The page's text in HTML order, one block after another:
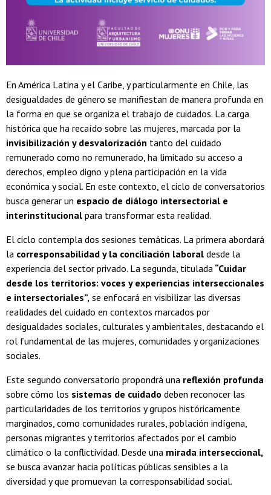
En América Latina y el Caribe, y particularmente en Chile, las
desigualdades de género se manifiestan de manera profunda en
la forma en que se organiza el trabajo de cuidados. La carga
histórica que ha recaído sobre las mujeres, marcada por la
invisibilización y desvalorización tanto del cuidado
remunerado como no remunerado, ha limitado su acceso a
derechos, empleo digno y plena participación en la vida
económica y social. En este contexto, el ciclo de conversatorios
busca generar un espacio de diálogo intersectorial e
interinstitucional para transformar esta realidad.
El ciclo contempla dos sesiones temáticas. La primera abordará
la corresponsabilidad y la conciliación laboral desde la
experiencia del sector privado. La segunda, titulada “Cuidar
desde los territorios: voces y experiencias interseccionales
e intersectoriales”, se enfocará en visibilizar las diversas
realidades del cuidado en contextos marcados por
desigualdades sociales, culturales y ambientales, destacando el
rol fundamental de las mujeres, comunidades y organizaciones
sociales.
Este segundo conversatorio propondrá una reflexión profunda
sobre cómo los sistemas de cuidado deben reconocer las
particularidades de los territorios y grupos históricamente
marginados, como comunidades rurales, población indígena,
personas migrantes y territorios afectados por el cambio
climático o la conflictividad. Desde una mirada interseccional,
se busca avanzar hacia políticas públicas sensibles a la
diversidad y que promuevan la corresponsabilidad social.